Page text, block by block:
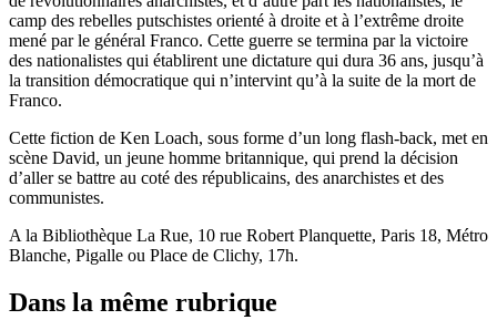
camp des rebelles putschistes orienté à droite et à l’extrême droite
mené par le général Franco. Cette guerre se termina par la victoire
des nationalistes qui établirent une dictature qui dura 36 ans, jusqu’à
la transition démocratique qui n’intervint qu’à la suite de la mort de
Franco.
Cette fiction de Ken Loach, sous forme d’un long flash-back, met en
scène David, un jeune homme britannique, qui prend la décision
d’aller se battre au coté des républicains, des anarchistes et des
communistes.
A la Bibliothèque La Rue, 10 rue Robert Planquette, Paris 18, Métro
Blanche, Pigalle ou Place de Clichy, 17h.
Dans la même rubrique